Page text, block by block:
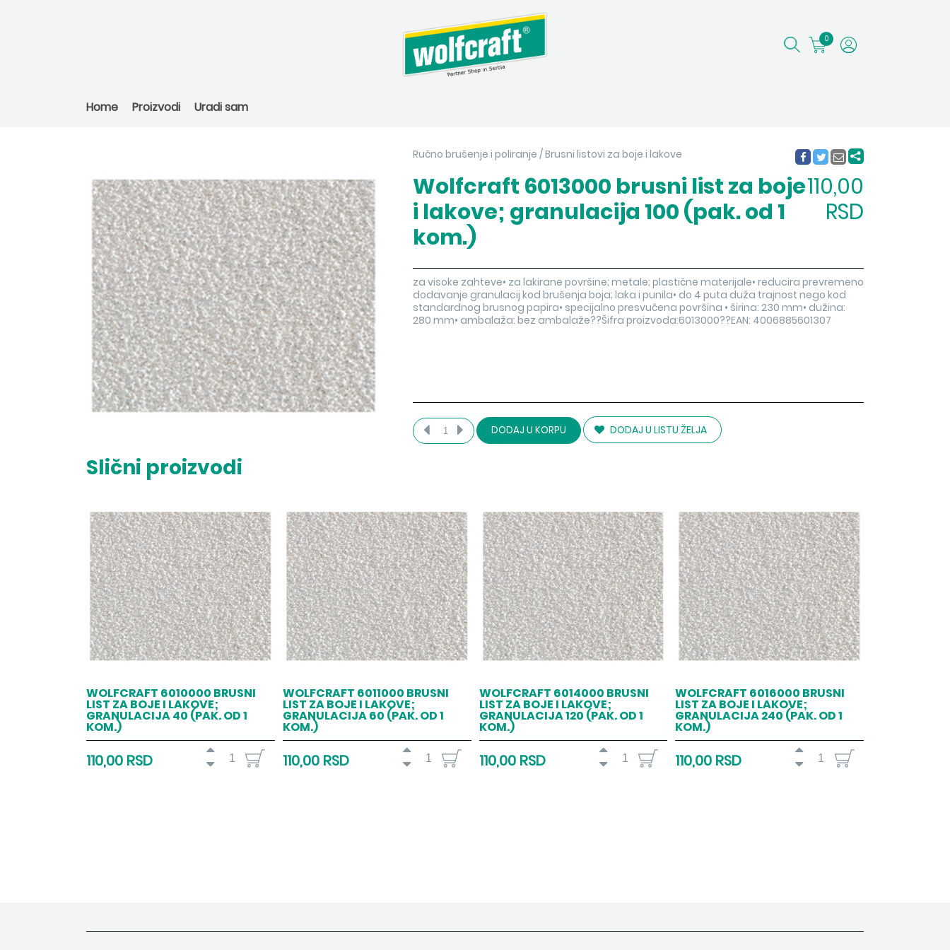
0
Home Proizvodi Uradi sam
Ručno brušenje i poliranje /Brusni listovi za boje i lakove
Wolfcraft 6013000 brusni list za boje
i lakove; granulacija 100 (pak. od 1
kom.)
110,00
RSD
za visoke zahteve• za lakirane površine; metale; plastične materijale• reducira prevremeno
dodavanje granulacij kod brušenja boja; laka i punila• do 4 puta duža trajnost nego kod
standardnog brusnog papira• specijalno presvučena površina • širina: 230 mm• dužina:
280 mm• ambalaža: bez ambalaže??Šifra proizvoda:6013000??EAN: 4006885601307
DODAJ U KORPU DODAJ U LISTU ŽELJA
Slični proizvodi
WOLFCRAFT 6010000 BRUSNI
LIST ZA BOJE I LAKOVE;
GRANULACIJA 40 (PAK. OD 1
KOM.)
110,00 RSD
WOLFCRAFT 6011000 BRUSNI
LIST ZA BOJE I LAKOVE;
GRANULACIJA 60 (PAK. OD 1
KOM.)
110,00 RSD
WOLFCRAFT 6014000 BRUSNI
LIST ZA BOJE I LAKOVE;
GRANULACIJA 120 (PAK. OD 1
KOM.)
110,00 RSD
WOLFCRAFT 6016000 BRUSNI
LIST ZA BOJE I LAKOVE;
GRANULACIJA 240 (PAK. OD 1
KOM.)
110,00 RSD